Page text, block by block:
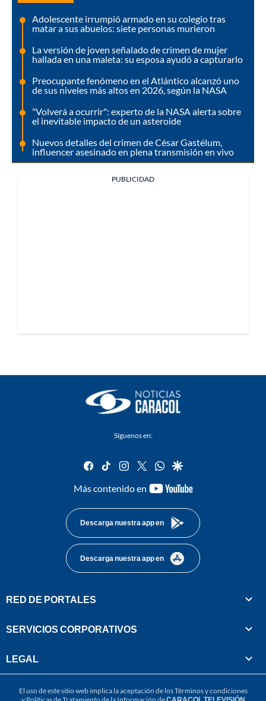
Adolescente irrumpió armado en su colegio tras
matar a sus abuelos: siete personas murieron
La versión de joven señalado de crimen de mujer
hallada en una maleta: su esposa ayudó a capturarlo
Preocupante fenómeno en el Atlántico alcanzó uno
de sus niveles más altos en 2026, según la NASA
"Volverá a ocurrir": experto de la NASA alerta sobre
el inevitable impacto de un asteroide
Nuevos detalles del crimen de César Gastélum,
influencer asesinado en plena transmisión en vivo
PUBLICIDAD
Síguenos en:
facebook
tiktok instagram
twitterwhatsapp
google
Más contenido en
youtube-
Descarga nuestra app en
Descarga nuestra app en
RED DE PORTALES
SERVICIOS CORPORATIVOS
LEGAL
El uso de este sitio web implica la aceptación de losTérminos y condiciones